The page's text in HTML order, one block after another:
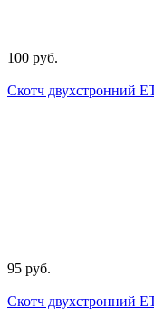
100 руб.
Скотч
95 руб.
Скотч двухстронний